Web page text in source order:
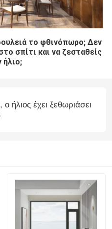
το φθινόπωρο; Δεν
σπίτι και να ζεσταθείς
ήλιο;
ήλιος έχει ξεθωριάσει